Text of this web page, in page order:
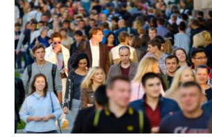
Top 14: comment Perpignan a une
nouvelle fois fait tomber Toulouse? –
RMC Sport